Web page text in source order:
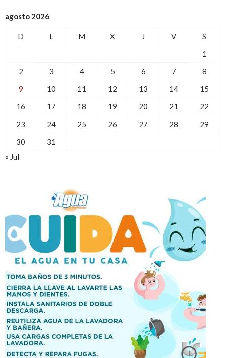
agosto 2026
D L M X J V
S
1
2
3 4 5 6 7
8
9
10 11 12 13 14
15
16
17 18 19 20 21
22
23
24 25 26 27 28
29
30
31
« Jul